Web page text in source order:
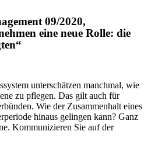
09/2020,
eine neue Rolle: die
unterschätzen manchmal, wie
zu pflegen. Das gilt auch für
Wie der Zusammenhalt eines
hinaus gelingen kann? Ganz
Kommunizieren Sie auf der